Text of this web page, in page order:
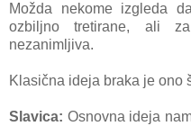
Možda nekome izgleda
ozbiljno tretirane, ali
nezanimljiva.
Klasična ideja braka je ono
Slavica: Osnovna ideja